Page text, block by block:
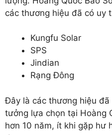
các thương hiệu đã có uy
Kungfu Solar
SPS
Jindian
Rạng Đông
Đây là các thương hiệu
tưởng lựa chọn tại Hoàng
hơn 10 năm, ít khi gặp hư